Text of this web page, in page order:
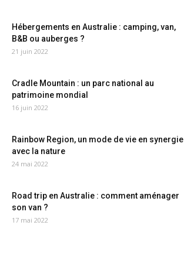
Hébergements en Australie : camping, van,
B&B ou auberges ?
21 juin 2022
Cradle Mountain : un parc national au
patrimoine mondial
16 juin 2022
Rainbow Region, un mode de vie en synergie
avec la nature
24 mai 2022
Road trip en Australie : comment aménager
son van ?
17 mai 2022